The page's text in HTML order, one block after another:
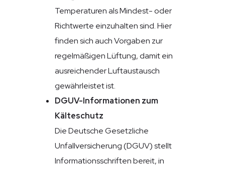
Temperaturen als Mindest- oder
Richtwerte einzuhalten sind. Hier
finden sich auch Vorgaben zur
regelmäßigen Lüftung, damit ein
ausreichender Luftaustausch
gewährleistet ist.
DGUV-Informationen zum
Kälteschutz
Die Deutsche Gesetzliche
Unfallversicherung (DGUV) stellt
Informationsschriften bereit, in